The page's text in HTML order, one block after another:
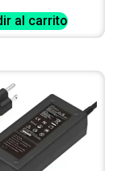
al carrito